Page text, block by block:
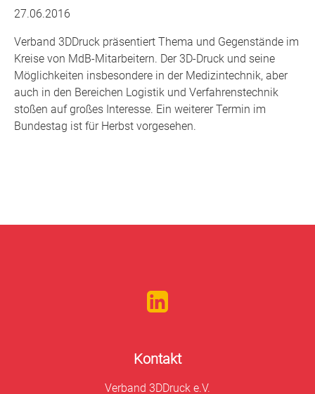
27.06.2016
Verband 3DDruck präsentiert Thema und Gegenstände im
Kreise von MdB-Mitarbeitern. Der 3D-Druck und seine
Möglichkeiten insbesondere in der Medizintechnik, aber
auch in den Bereichen Logistik und Verfahrenstechnik
stoßen auf großes Interesse. Ein weiterer Termin im
Bundestag ist für Herbst vorgesehen.
Kontakt
Verband 3DDruck e.V.